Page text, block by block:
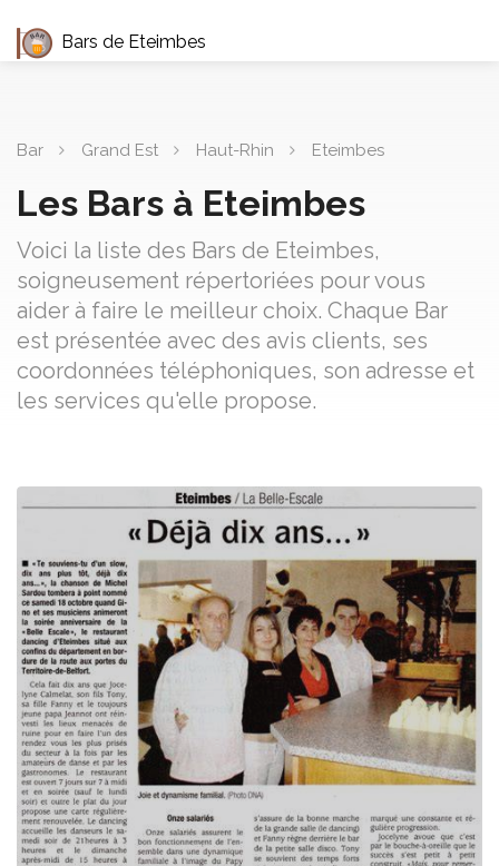
Bars de Eteimbes
Bar Grand Est Haut-Rhin Eteimbes
Les Bars à Eteimbes
Voici la liste des Bars de Eteimbes,
soigneusement répertoriées pour vous
aider à faire le meilleur choix. Chaque Bar
est présentée avec des avis clients, ses
coordonnées téléphoniques, son adresse et
les services qu'elle propose.